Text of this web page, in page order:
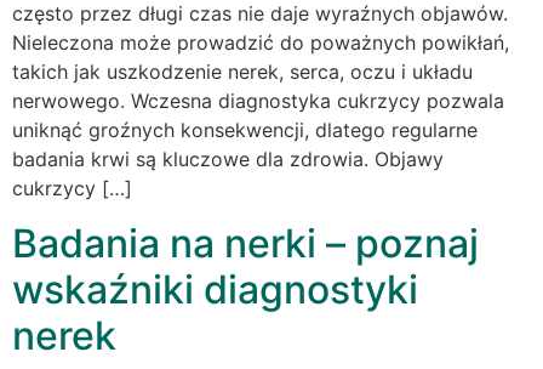
często przez długi czas nie daje wyraźnych objawów.
Nieleczona może prowadzić do poważnych powikłań,
takich jak uszkodzenie nerek, serca, oczu i układu
nerwowego. Wczesna diagnostyka cukrzycy pozwala
uniknąć groźnych konsekwencji, dlatego regularne
badania krwi są kluczowe dla zdrowia. Objawy
cukrzycy […]
Badania na nerki – poznaj
wskaźniki diagnostyki
nerek